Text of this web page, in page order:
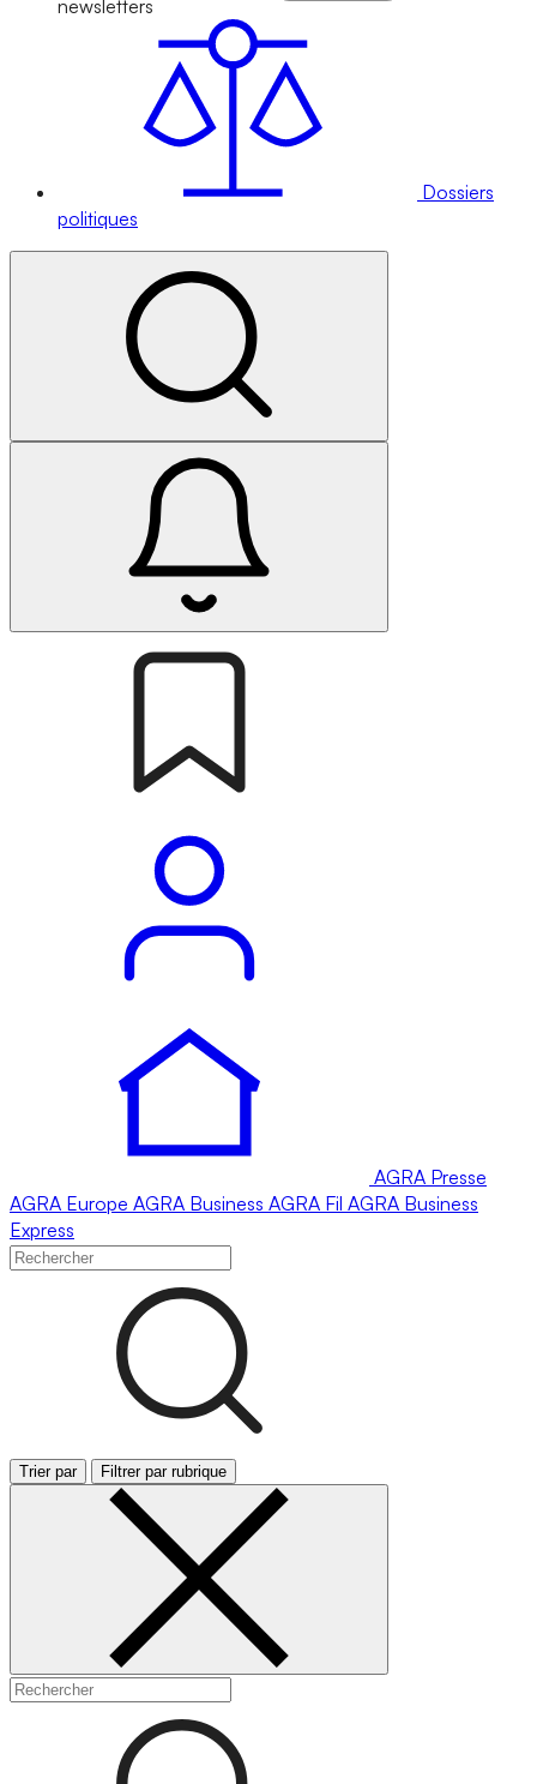
newsletters
Dossiers
politiques
AGRA Presse
AGRA Europe AGRA Business AGRA Fil AGRA Business
Express
Trier par Filtrer par rubrique